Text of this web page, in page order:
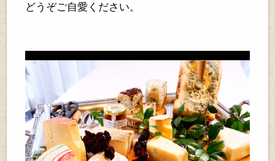
どうぞご自愛ください。